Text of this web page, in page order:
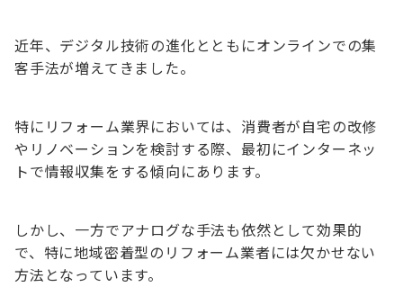
近年、デジタル技術の進化とともにオンラインでの集
客手法が増えてきました。
特にリフォーム業界においては、消費者が自宅の改修
やリノベーションを検討する際、最初にインターネッ
トで情報収集をする傾向にあります。
しかし、一方でアナログな手法も依然として効果的
で、特に地域密着型のリフォーム業者には欠かせない
方法となっています。